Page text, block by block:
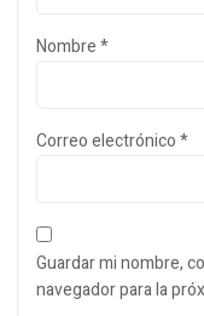
Nombre*
Correo electrónico*
Guardar mi nombre,
navegador para la